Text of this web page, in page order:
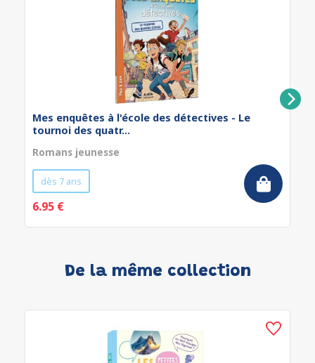
Mes enquêtes à l'école des détectives - Le
tournoi des quatr...
Romans jeunesse
dès 7 ans
6.95 €
De la même collection